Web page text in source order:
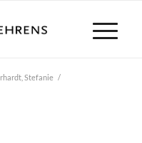
Stefanie /